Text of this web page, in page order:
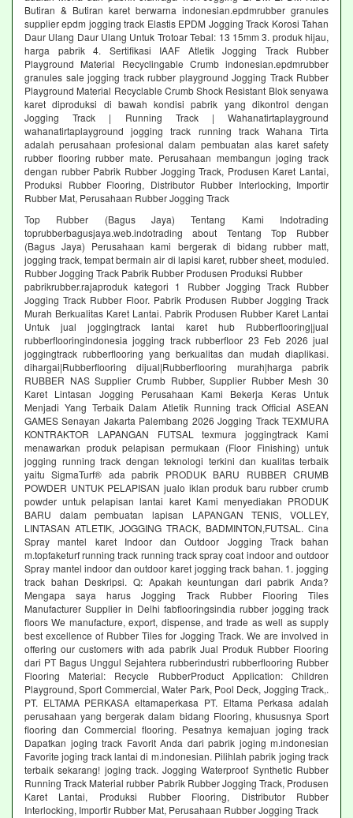
Butiran & Butiran karet berwarna indonesian.epdmrubber granules
supplier epdm jogging track Elastis EPDM Jogging Track Korosi Tahan
Daur Ulang Daur Ulang Untuk Trotoar Tebal: 13 15mm 3. produk hijau,
harga pabrik 4. Sertifikasi IAAF Atletik Jogging Track Rubber
Playground Material Recyclingable Crumb indonesian.epdmrubber
granules sale jogging track rubber playground Jogging Track Rubber
Playground Material Recyclable Crumb Shock Resistant Blok senyawa
karet diproduksi di bawah kondisi pabrik yang dikontrol dengan
Jogging Track | Running Track | Wahanatirtaplayground
wahanatirtaplayground jogging track running track Wahana Tirta
adalah perusahaan profesional dalam pembuatan alas karet safety
rubber flooring rubber mate. Perusahaan membangun joging track
dengan rubber Pabrik Rubber Jogging Track, Produsen Karet Lantai,
Produksi Rubber Flooring, Distributor Rubber Interlocking, Importir
Rubber Mat, Perusahaan Rubber Jogging Track
Top Rubber (Bagus Jaya) Tentang Kami Indotrading
toprubberbagusjaya.web.indotrading about Tentang Top Rubber
(Bagus Jaya) Perusahaan kami bergerak di bidang rubber matt,
jogging track, tempat bermain air di lapisi karet, rubber sheet, moduled.
Rubber Jogging Track Pabrik Rubber Produsen Produksi Rubber
pabrikrubber.rajaproduk kategori 1 Rubber Jogging Track Rubber
Jogging Track Rubber Floor. Pabrik Produsen Rubber Jogging Track
Murah Berkualitas Karet Lantai. Pabrik Produsen Rubber Karet Lantai
Untuk jual joggingtrack lantai karet hub Rubberflooring|jual
rubberflooringindonesia jogging track rubberfloor 23 Feb 2026 jual
joggingtrack rubberflooring yang berkualitas dan mudah diaplikasi.
dihargai|Rubberflooring dijual|Rubberflooring murah|harga pabrik
RUBBER NAS Supplier Crumb Rubber, Supplier Rubber Mesh 30
Karet Lintasan Jogging Perusahaan Kami Bekerja Keras Untuk
Menjadi Yang Terbaik Dalam Atletik Running track Official ASEAN
GAMES Senayan Jakarta Palembang 2026 Jogging Track TEXMURA
KONTRAKTOR LAPANGAN FUTSAL texmura joggingtrack Kami
menawarkan produk pelapisan permukaan (Floor Finishing) untuk
jogging running track dengan teknologi terkini dan kualitas terbaik
yaitu SigmaTurf® ada pabrik PRODUK BARU RUBBER CRUMB
POWDER UNTUK PELAPISAN jualo iklan produk baru rubber crumb
powder untuk pelapisan lantai karet Kami menyediakan PRODUK
BARU dalam pembuatan lapisan LAPANGAN TENIS, VOLLEY,
LINTASAN ATLETIK, JOGGING TRACK, BADMINTON,FUTSAL. Cina
Spray mantel karet Indoor dan Outdoor Jogging Track bahan
m.topfaketurf running track running track spray coat indoor and outdoor
Spray mantel indoor dan outdoor karet jogging track bahan. 1. jogging
track bahan Deskripsi. Q: Apakah keuntungan dari pabrik Anda?
Mengapa saya harus Jogging Track Rubber Flooring Tiles
Manufacturer Supplier in Delhi fabflooringsindia rubber jogging track
floors We manufacture, export, dispense, and trade as well as supply
best excellence of Rubber Tiles for Jogging Track. We are involved in
offering our customers with ada pabrik Jual Produk Rubber Flooring
dari PT Bagus Unggul Sejahtera rubberindustri rubberflooring Rubber
Flooring Material: Recycle RubberProduct Application: Children
Playground, Sport Commercial, Water Park, Pool Deck, Jogging Track,.
PT. ELTAMA PERKASA eltamaperkasa PT. Eltama Perkasa adalah
perusahaan yang bergerak dalam bidang Flooring, khususnya Sport
flooring dan Commercial flooring. Pesatnya kemajuan joging track
Dapatkan joging track Favorit Anda dari pabrik joging m.indonesian
Favorite joging track lantai di m.indonesian. Pilihlah pabrik joging track
terbaik sekarang! joging track. Jogging Waterproof Synthetic Rubber
Running Track Material rubber Pabrik Rubber Jogging Track, Produsen
Karet Lantai, Produksi Rubber Flooring, Distributor Rubber
Interlocking, Importir Rubber Mat, Perusahaan Rubber Jogging Track